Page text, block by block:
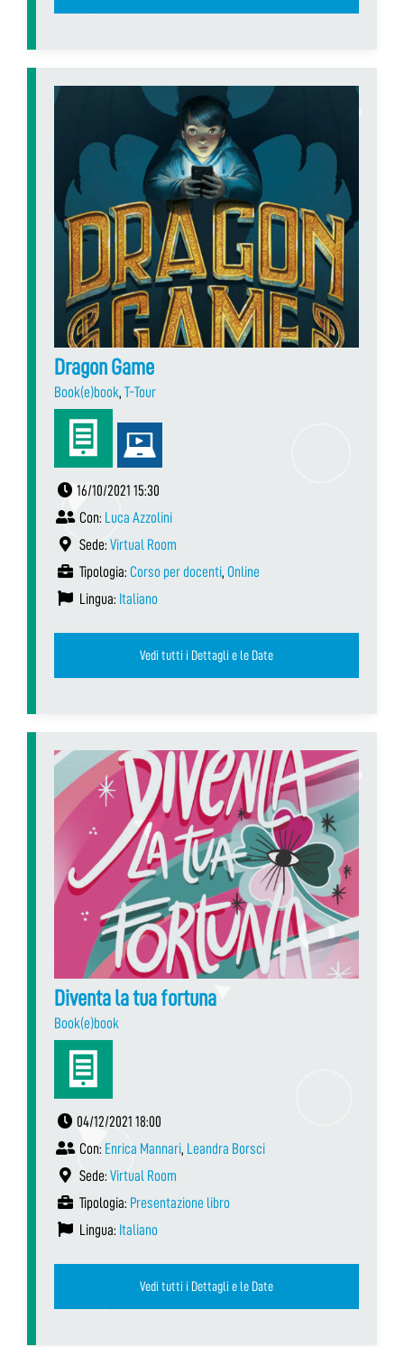
Dragon Game
Book(e)book, T-Tour
16/10/2021 15:30
Con: Luca Azzolini
Sede: Virtual Room
Tipologia: Corso per docenti, Online
Lingua: Italiano
Vedi tutti i Dettagli e le Date
Diventa la tua fortuna
Book(e)book
04/12/2021 18:00
Con: Enrica Mannari, Leandra Borsci
Sede: Virtual Room
Tipologia: Presentazione libro
Lingua: Italiano
Vedi tutti i Dettagli e le Date